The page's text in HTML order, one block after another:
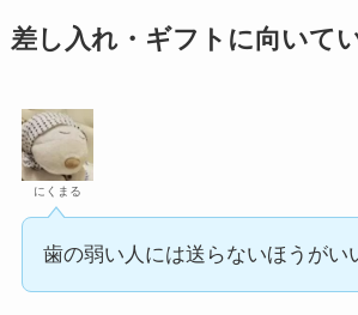
差し入れ・ギフトに向いて
にくまる
歯の弱い人には送らないほうがい